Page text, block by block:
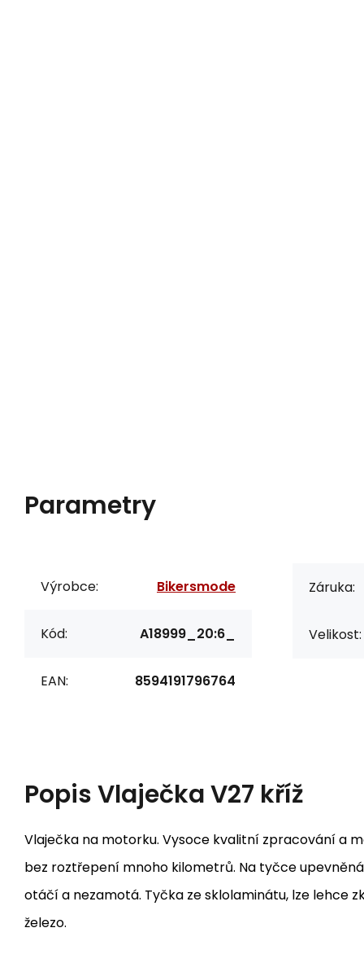
Parametry
Výrobce: Bikersmode
Kód: A18999_20:6_
EAN: 8594191796764
Záruka:
Velikost:
PopisVlaječka V27 kříž
Vlaječka na motorku. Vysoce kvalitní zpracování a
bez roztřepení mnoho kilometrů. Na tyčce
otáčí a nezamotá. Tyčka ze sklolaminátu, lze lehce
železo.